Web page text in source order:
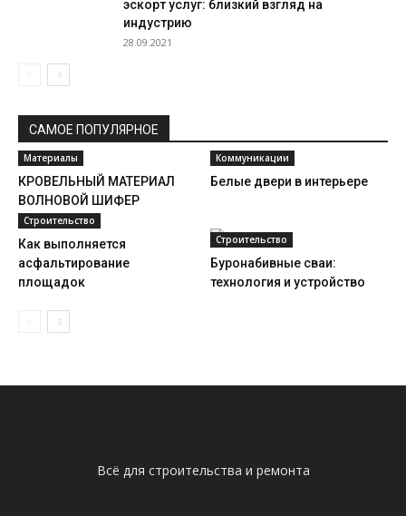
эскорт услуг: близкий взгляд на
индустрию
28.09.2021
САМОЕ ПОПУЛЯРНОЕ
Материалы
КРОВЕЛЬНЫЙ МАТЕРИАЛ
ВОЛНОВОЙ ШИФЕР
Коммуникации
Белые двери в интерьере
Строительство
Как выполняется
асфальтирование
площадок
Строительство
Буронабивные сваи:
технология и устройство
Всё для строительства и ремонта